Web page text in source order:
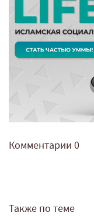
Комментарии 0
Также по теме